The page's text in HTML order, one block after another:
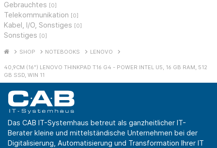
Gebrauchtes [0]
Telekommunikation [0]
Kabel, I/O, Sonstiges [0]
Sonstiges [0]
SHOP NOTEBOOKS LENOVO
40,9CM (16") LENOVO THINKPAD T16 G4 - POWER INTEL U5, 16 GB RAM, 512
GB SSD, WIN 11
Das CAB IT-Systemhaus betreut als ganzheitlicher IT-
Berater kleine und mittelständische Unternehmen bei der
Digitalisierung, Automatisierung und Transformation Ihrer IT